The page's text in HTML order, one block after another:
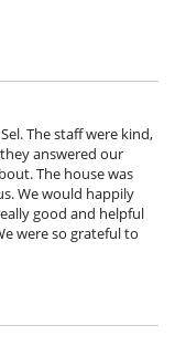
The staff were kind,
answered our
The house was
We would happily
good and helpful
were so grateful to